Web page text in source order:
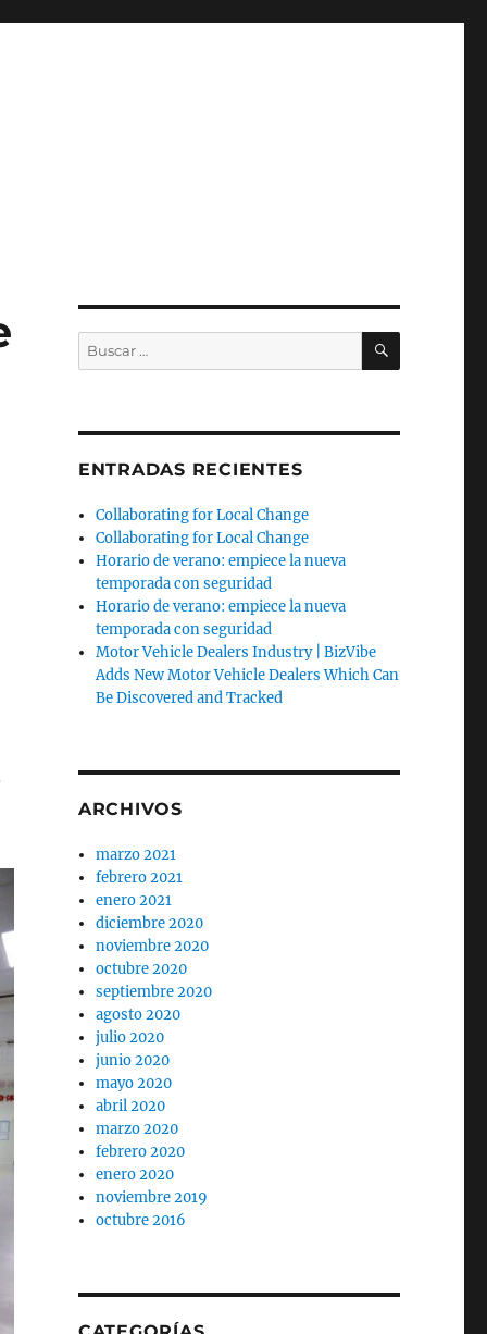
Buscar
por:
BUSCAR
ENTRADAS RECIENTES
Collaborating for Local Change
Collaborating for Local Change
Horario de verano: empiece la nueva
temporada con seguridad
Horario de verano: empiece la nueva
temporada con seguridad
Motor Vehicle Dealers Industry | BizVibe
Adds New Motor Vehicle Dealers Which Can
Be Discovered and Tracked
ARCHIVOS
marzo 2021
febrero 2021
enero 2021
diciembre 2020
noviembre 2020
octubre 2020
septiembre 2020
agosto 2020
julio 2020
junio 2020
mayo 2020
abril 2020
marzo 2020
febrero 2020
enero 2020
noviembre 2019
octubre 2016